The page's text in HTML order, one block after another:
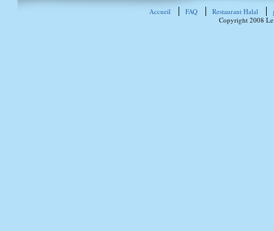
Accueil FAQ Restaurant Halal
Copyright 2008